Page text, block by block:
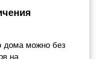
дома можно без
на